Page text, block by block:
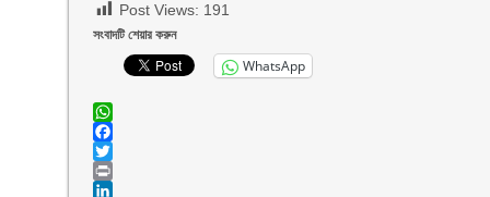
Post Views: 191
সংবাদটি শেয়ার করুন
WhatsApp
WhatsApp
Facebook
Twitter
Print